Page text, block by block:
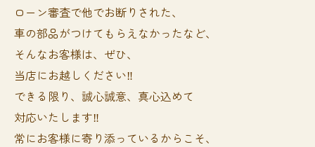
ローン審査で他でお断りされた、
車の部品がつけてもらえなかったなど、
そんなお客様は、ぜひ、
当店にお越しください‼️
できる限り、誠心誠意、真心込めて
対応いたします‼️
常にお客様に寄り添っているからこそ、